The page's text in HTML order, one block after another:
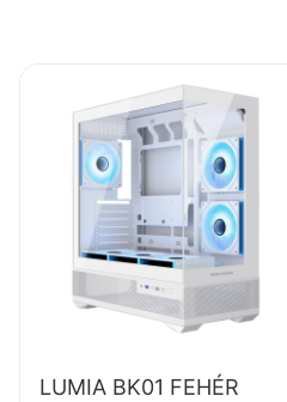
LUMIA BK01 FEHÉR